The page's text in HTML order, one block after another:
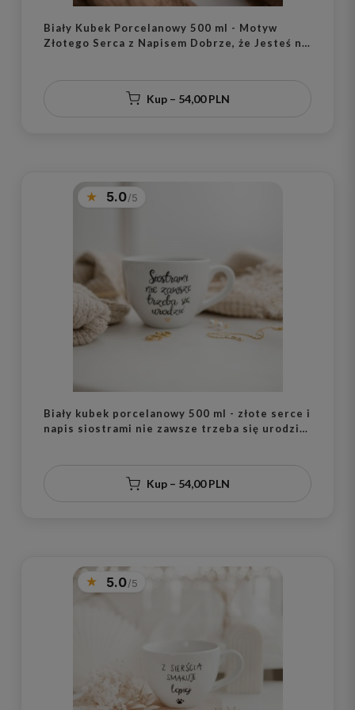
Biały Kubek Porcelanowy 500 ml - Motyw
Złotego Serca z Napisem Dobrze, że Jesteś na
Kup – 54,00 PLN
5.0
Biały kubek porcelanowy 500 ml - złote serce i
napis siostrami nie zawsze trzeba się urodzić
Kup – 54,00 PLN
5.0